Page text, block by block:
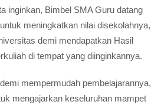
inginkan, Bimbel SMA Guru datang
meningkatkan nilai disekolahnya,
demi mendapatkan Hasil
di tempat yang diinginkannya.
mempermudah pembelajarannya,
mengajarkan keseluruhan mampet